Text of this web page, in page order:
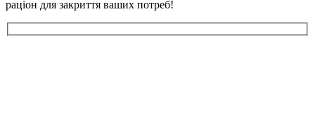
раціон для закриття ваших потреб!